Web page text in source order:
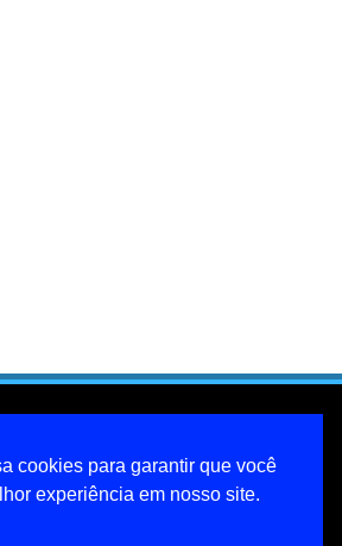
cookies para garantir que você
experiência em nosso site.